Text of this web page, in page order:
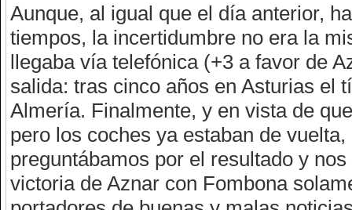
Aunque, al igual que el día anterior,
tiempos, la incertidumbre no era la
llegaba vía telefónica (+3 a favor de
salida: tras cinco años en Asturias el
Almería. Finalmente, y en vista de
pero los coches ya estaban de
preguntábamos por el resultado y
victoria de Aznar con Fombona